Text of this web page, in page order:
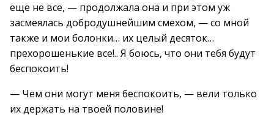
еще не все, — продолжала она и при этом уж
засмеялась добродушнейшим смехом, — со мной
также и мои болонки… их целый десяток…
прехорошенькие все!.. Я боюсь, что они тебя будут
беспокоить!
— Чем они могут меня беспокоить, — вели только
их держать на твоей половине!